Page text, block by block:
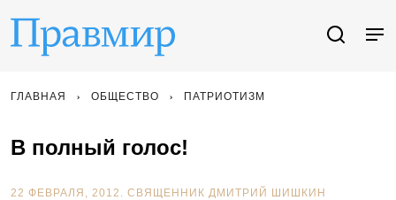
ГЛАВНАЯ ОБЩЕСТВО ПАТРИОТИЗМ
В полный голос!
22 ФЕВРАЛЯ, 2012. СВЯЩЕННИК ДМИТРИЙ ШИШКИН